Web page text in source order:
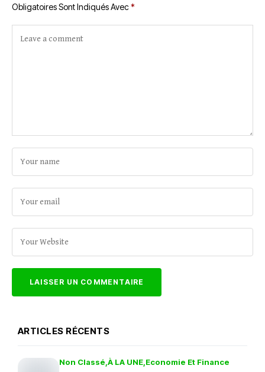
Obligatoires Sont Indiqués Avec*
ARTICLES RÉCENTS
Non Classé À LA UNE Economie Et Finance